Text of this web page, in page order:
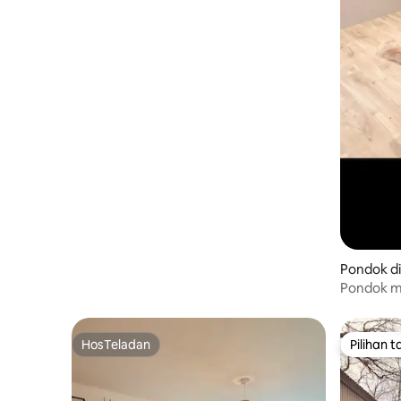
Pondok
Pondok
HosTeladan
HosTeladan Pilihan
Pilihan